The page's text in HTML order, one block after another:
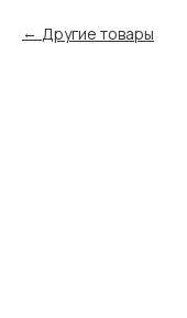
Другие товары